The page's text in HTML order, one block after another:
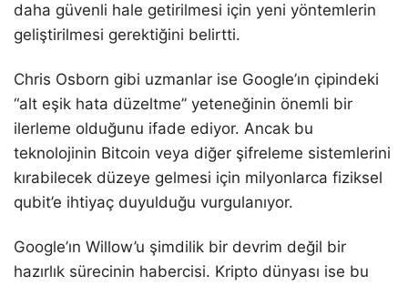
daha güvenli hale getirilmesi için yeni yöntemlerin
geliştirilmesi gerektiğini belirtti.
Chris Osborn gibi uzmanlar ise Google’ın çipindeki
“alt eşik hata düzeltme” yeteneğinin önemli bir
ilerleme olduğunu ifade ediyor. Ancak bu
teknolojinin Bitcoin veya diğer şifreleme sistemlerini
kırabilecek düzeye gelmesi için milyonlarca fiziksel
qubit’e ihtiyaç duyulduğu vurgulanıyor.
Google’ın Willow’u şimdilik bir devrim değil bir
hazırlık sürecinin habercisi. Kripto dünyası ise bu